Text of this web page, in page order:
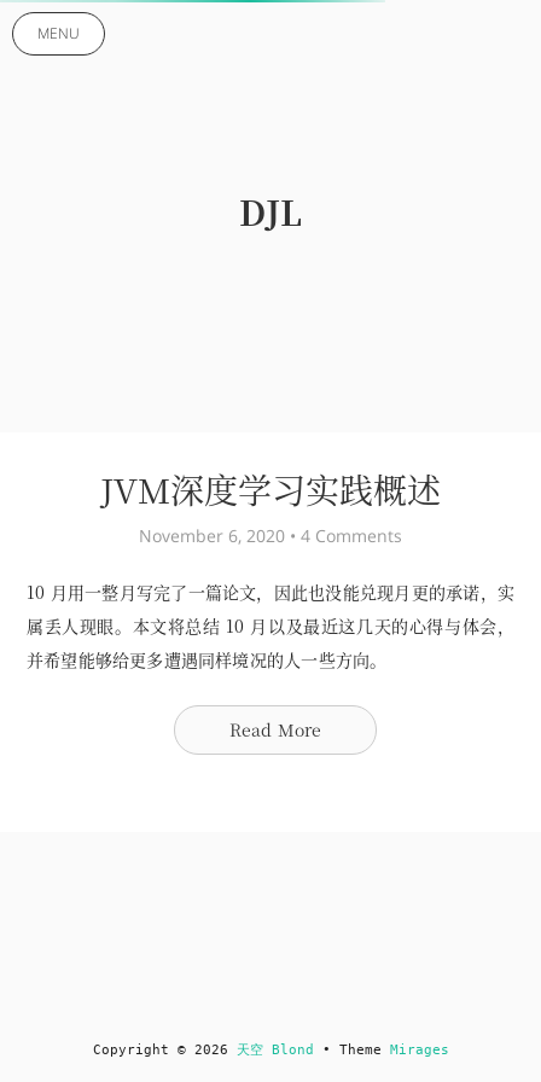
MENU
DJL
JVM深度学习实践概述
November 6, 2020 • 4 Comments
10 月用一整月写完了一篇论文，因此也没能兑现月更的承诺，实
属丢人现眼。本文将总结 10 月以及最近这几天的心得与体会，
并希望能够给更多遭遇同样境况的人一些方向。
Read More
Copyright © 2026 天空 Blond • Theme Mirages